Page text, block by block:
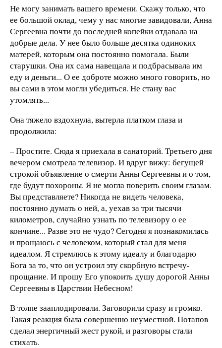
Не могу занимать вашего времени. Скажу только, что
ее большой оклад, чему у нас многие завидовали, Анна
Сергеевна почти до последней копейки отдавала на
добрые дела. У нее было больше десятка одиноких
матерей, которым она постоянно помогала. Были
старушки. Она их сама навещала и подбрасывала им
еду и деньги... О ее доброте можно много говорить, но
вы сами в этом могли убедиться. Не стану вас
утомлять...
Она тяжело вздохнула, вытерла платком глаза и
продолжила:
– Простите. Сюда я приехала в санаторий. Третьего дня
вечером смотрела телевизор. И вдруг вижу: бегущей
строкой объявление о смерти Анны Сергеевны и о том,
где будут похороны. Я не могла поверить своим глазам.
Вы представляете? Никогда не видеть человека,
постоянно думать о ней, а, уехав за три тысячи
километров, случайно узнать по телевизору о ее
кончине... Разве это не чудо? Сегодня я познакомилась
и прощаюсь с человеком, который стал для меня
идеалом. Я стремлюсь к этому идеалу и благодарю
Бога за то, что он устроил эту скорбную встречу-
прощание. И прошу Его упокоить душу дорогой Анны
Сергеевны в Царствии Небесном!
В толпе зааплодировали. Заговорили сразу и громко.
Такая реакция была совершенно неуместной. Потапов
сделал энергичный жест рукой, и разговоры стали
стихать.